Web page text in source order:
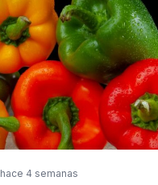
hace 4 semanas